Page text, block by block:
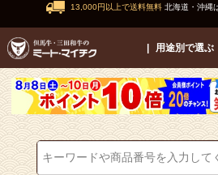
13,000円以上で送料無料 北海道・沖縄
用途別で選ぶ